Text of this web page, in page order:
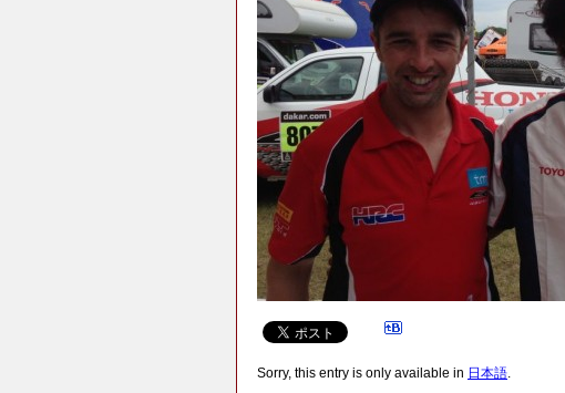
Sorry, this entry is only available in 日本語.